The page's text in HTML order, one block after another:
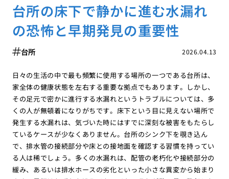
台所の床下で静かに進む水漏れ
の恐怖と早期発見の重要性
2026.04.13
台所
日々の生活の中で最も頻繁に使用する場所の一つである台所は、
家全体の健康状態を左右する重要な拠点でもあります。しかし、
その足元で密かに進行する水漏れというトラブルについては、多
くの人が無頓着になりがちです。床下という目に見えない場所で
発生する水漏れは、気づいた時にはすでに深刻な被害をもたらし
ているケースが少なくありません。台所のシンク下を覗き込ん
で、排水管の接続部分や床との接地面を確認する習慣を持ってい
る人は稀でしょう。多くの水漏れは、配管の老朽化や接続部分の
緩み、あるいは排水ホースの劣化といった小さな異変から始まり